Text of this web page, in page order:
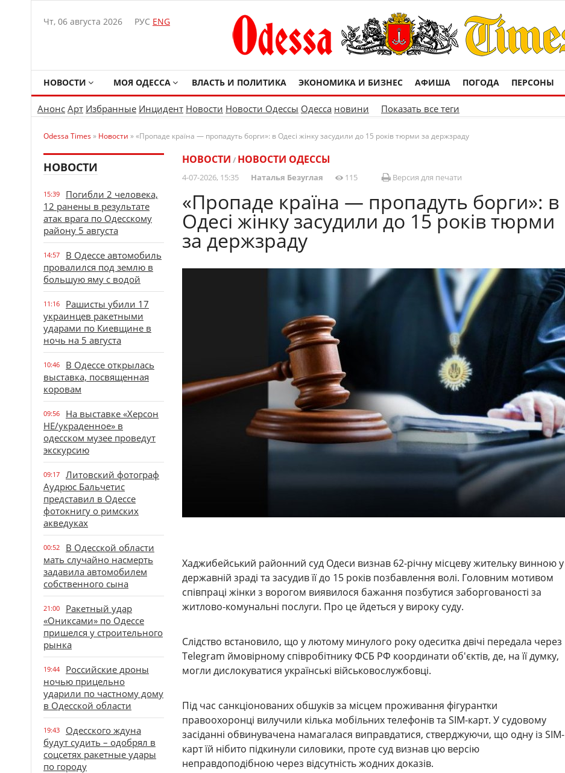
Чт, 06 августа 2026 РУС ENG
НОВОСТИ МОЯ ОДЕССА ВЛАСТЬ И ПОЛИТИКА ЭКОНОМИКА И БИЗНЕС АФИША ПОГОДА ПЕРСОНЫ
Анонс Арт Избранные Инцидент Новости Новости Одессы Одесса новини Показать все теги
Odessa Times» Новости » «Пропаде країна — пропадуть борги»: в Одесі жінку засудили до 15 років тюрми за держзраду
НОВОСТИ
15:39
Погибли 2 человека,
12 ранены в результате
атак врага по Одесскому
району 5 августа
14:57
В Одессе автомобиль
провалился под землю в
большую яму с водой
11:16
Рашисты убили 17
украинцев ракетными
ударами по Киевщине в
ночь на 5 августа
10:46
В Одессе открылась
выставка, посвященная
коровам
09:56
На выставке «Херсон
НЕ/украденное» в
одесском музее проведут
экскурсию
09:17
Литовский фотограф
Аудрюс Бальчетис
представил в Одессе
фотокнигу о римских
акведуках
00:52
В Одесской области
мать случайно насмерть
задавила автомобилем
собственного сына
21:00
Ракетный удар
«Ониксами» по Одессе
пришелся у строительного
рынка
19:44
Российские дроны
ночью прицельно
ударили по частному дому
в Одесской области
19:43
Одесского ждуна
будут судить – одобрял в
соцсетях ракетные удары
по городу
НОВОСТИ / НОВОСТИ ОДЕССЫ
4-07-2026, 15:35 Наталья Безуглая 115 Версия для печати
«Пропаде країна — пропадуть борги»: в
Одесі жінку засудили до 15 років тюрми
за держзраду
Хаджибейський районний суд Одеси визнав 62-річну місцеву жительку винною у
державній зраді та засудив її до 15 років позбавлення волі. Головним мотивом
співпраці жінки з ворогом виявилося бажання позбутися заборгованості за
житлово-комунальні послуги. Про це йдеться у вироку суду.
Слідство встановило, що у лютому минулого року одеситка двічі передала через
Telegram ймовірному співробітнику ФСБ РФ координати об'єктів, де, на її думку,
могли дислокуватися українські військовослужбовці.
Під час санкціонованих обшуків за місцем проживання фігурантки
правоохоронці вилучили кілька мобільних телефонів та SIM-карт. У судовому
засіданні обвинувачена намагалася виправдатися, стверджуючи, що одну із SIM-
карт їй нібито підкинули силовики, проте суд визнав цю версію
неправдоподібною через відсутність жодних доказів.